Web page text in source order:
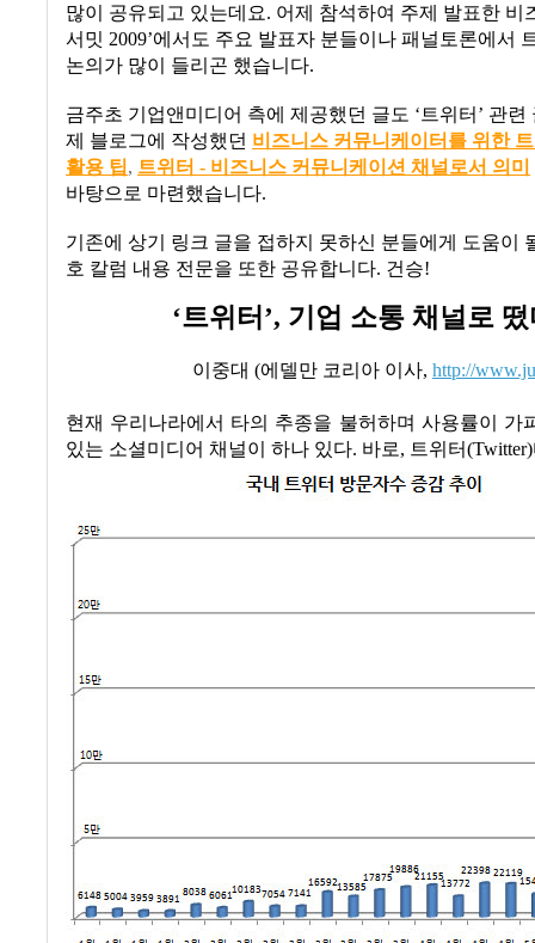
많이 공유되고 있는데요. 어제 참석하여 주제 발표한 비
서밋 2009’에서도 주요 발표자 분들이나 패널토론에서
논의가 많이 들리곤 했습니다.
금주초 기업앤미디어 측에 제공했던 글도 ‘트위터 ’ 관련
제 블로그에 작성했던 비즈니스 커뮤니케이터를 위한
활용 팁, 트위터 - 비즈니스 커뮤니케이션 채널로서 의미
바탕으로 마련했습니다.
기존에 상기 링크 글을 접하지 못하신 분들에게 도움이
호 칼럼 내용 전문을 또한 공유합니다. 건승!
‘트위터 ’, 기업 소통 채널로 떴
이중대 (에델만 코리아 이사, http://
현재 우리나라에서 타의 추종을 불허하며 사용률이 가
있는 소셜미디어 채널이 하나 있다. 바로, 트위터(Twitter)